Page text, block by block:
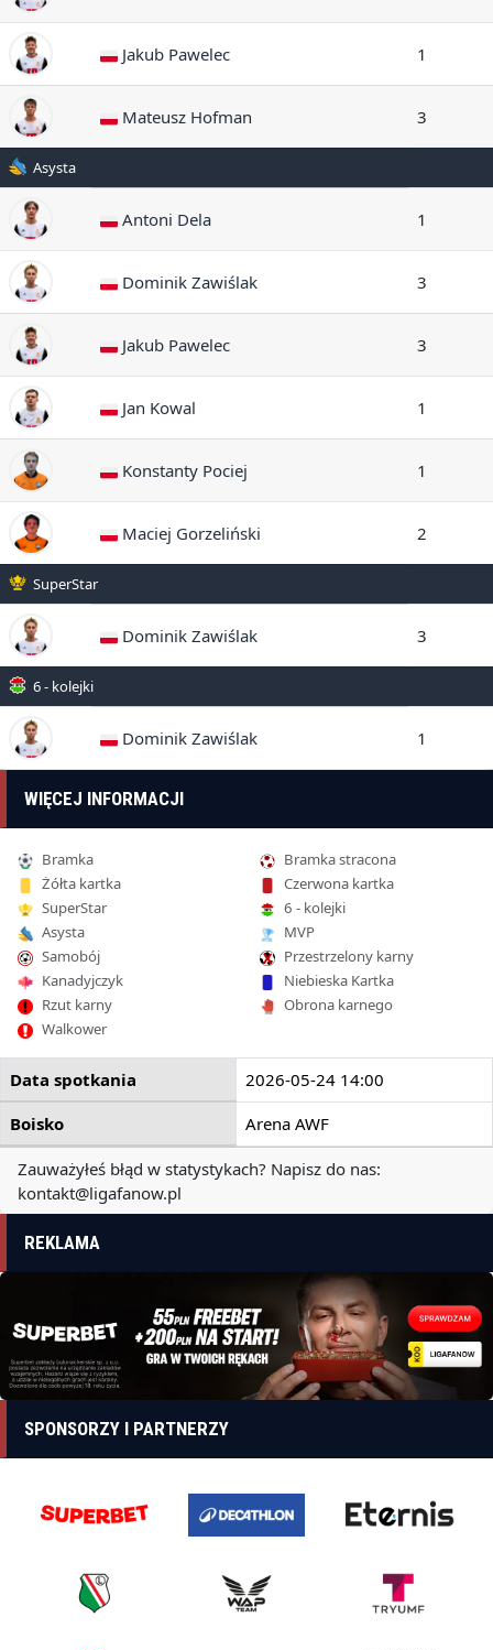
Jakub Pawelec 1
Mateusz Hofman 3
Asysta
Antoni Dela 1
Dominik Zawiślak 3
Jakub Pawelec 3
Jan Kowal 1
Konstanty Pociej 1
Maciej Gorzeliński 2
SuperStar
Dominik Zawiślak 3
6 - kolejki
Dominik Zawiślak 1
WIĘCEJ INFORMACJI
Bramka
Bramka stracona
Żółta kartka
Czerwona kartka
SuperStar
6 - kolejki
Asysta
MVP
Samobój
Przestrzelony karny
Kanadyjczyk
Niebieska Kartka
Rzut karny
Obrona karnego
Walkower
Data spotkania
2026-05-24 14:00
Boisko
Arena AWF
Zauważyłeś błąd w statystykach? Napisz do nas:
kontakt@ligafanow.pl
REKLAMA
SPONSORZY I PARTNERZY